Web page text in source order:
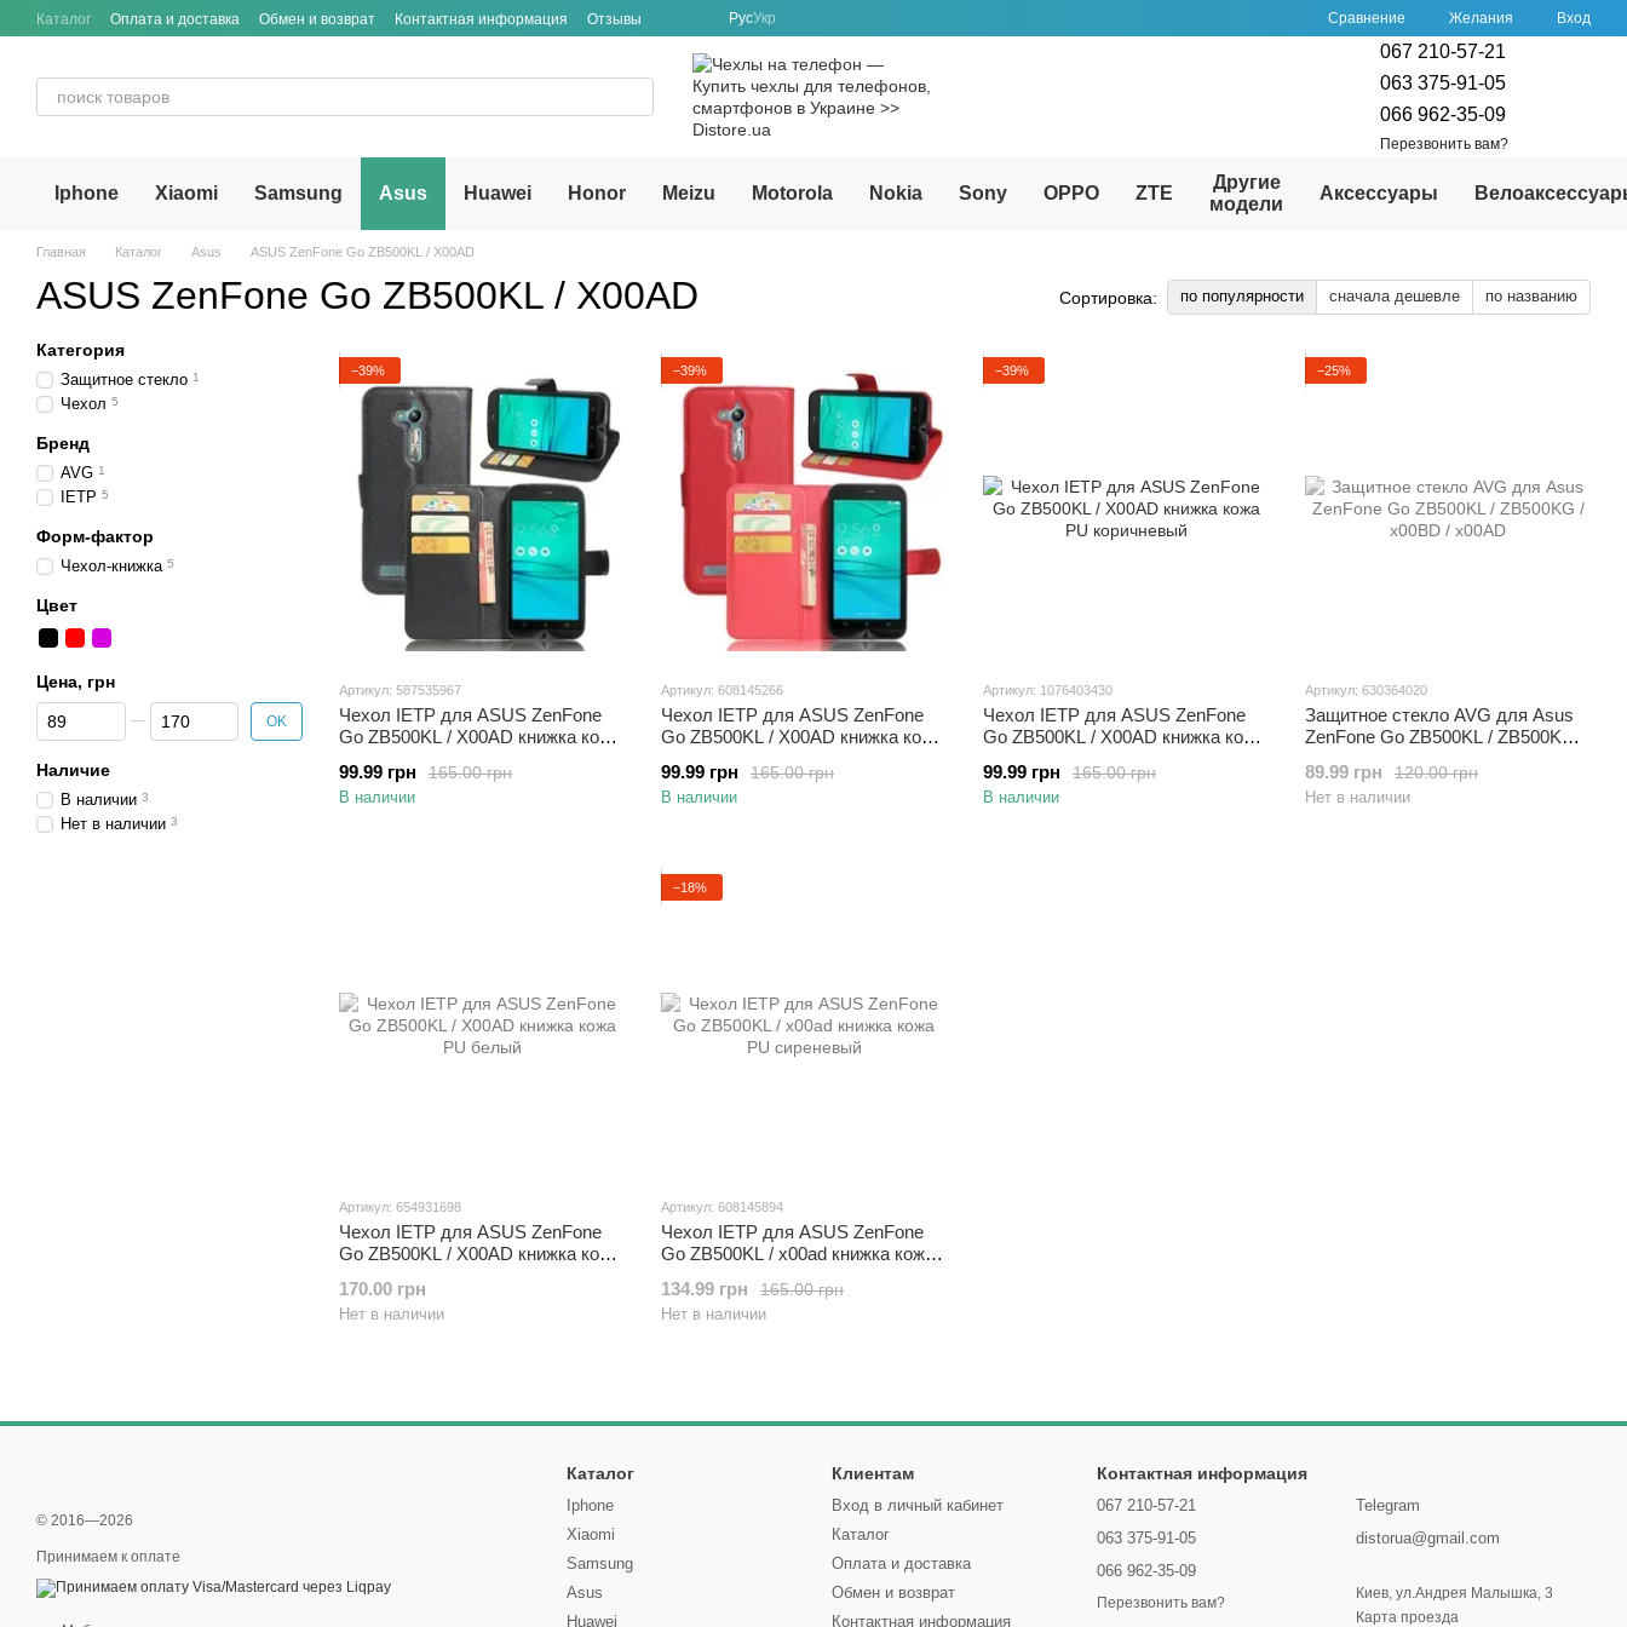
Перейти к основному контенту
Каталог Оплата и доставка Обмен и возврат Контактная информация Отзывы РусУкр Сравнение Желания Вход
067 210-57-21
063 375-91-05
066 962-35-09
Перезвонить вам?
Iphone Xiaomi Samsung Asus Huawei Honor Meizu Motorola Nokia Sony OPPO ZTE
Другие
модели
Аксессуары
Главная Каталог Asus ASUS ZenFone Go ZB500KL / X00AD
ASUS ZenFone Go ZB500KL / X00AD Сортировка: по популярности сначала дешевле по названию
−39%
Артикул: 587535967
Чехол IETP для ASUS ZenFone
Go ZB500KL / X00AD книжка кожа
165.00 грн
99.99 грн
В наличии
−39%
Артикул: 608145266
Чехол IETP для ASUS ZenFone
Go ZB500KL / X00AD книжка кожа
165.00 грн
99.99 грн
В наличии
−39%
Артикул: 1076403430
Чехол IETP для ASUS ZenFone
Go ZB500KL / X00AD книжка кожа
165.00 грн
99.99 грн
В наличии
−25%
Артикул: 630364020
Защитное стекло AVG для Asus
ZenFone Go ZB500KL / ZB500KG /
120.00 грн
89.99 грн
Нет в наличии
Артикул: 654931698
Чехол IETP для ASUS ZenFone
Go ZB500KL / X00AD книжка кожа
170.00 грн
Нет в наличии
−18%
Артикул: 608145894
Чехол IETP для ASUS ZenFone
Go ZB500KL / x00ad книжка кожа
165.00 грн
134.99 грн
Нет в наличии
Категория
Защитное стекло 1
Чехол 5
Бренд
AVG 1
IETP 5
Форм-фактор
Чехол-книжка 5
Цвет
Цена, грн
От Цена, грн
До Цена, грн OK
Наличие
В наличии 3
Нет в наличии 3
© 2016—2026
Принимаем к оплате
Каталог
Iphone
Xiaomi
Samsung
Asus
Huawei
Клиентам
Вход в личный кабинет
Каталог
Оплата и доставка
Обмен и возврат
Контактная информация
Контактная информация
067 210-57-21
063 375-91-05
066 962-35-09
Перезвонить вам?
Telegram
distorua@gmail.com
Киев, ул.Андрея Малышка, 3
Карта проезда